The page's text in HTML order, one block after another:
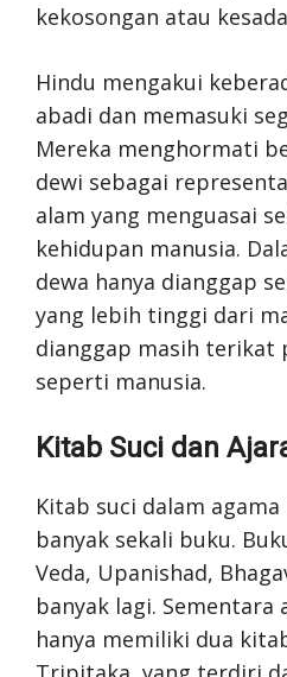
kekosongan atau
Hindu mengakui
abadi dan memasuki
Mereka menghormati
dewi sebagai
alam yang menguasai
kehidupan manusia.
dewa hanya dianggap
yang lebih tinggi dari
dianggap masih terikat
seperti manusia.
Kitab Suci dan
Kitab suci dalam
banyak sekali buku.
Veda, Upanishad,
banyak lagi. Sementara
hanya memiliki dua